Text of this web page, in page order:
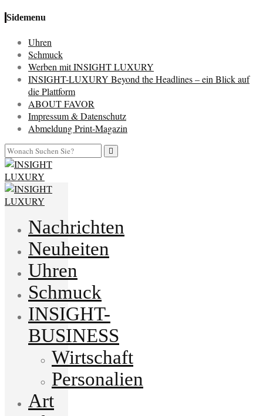
Sidemenu
Uhren
Schmuck
Werben mit INSIGHT LUXURY
INSIGHT-LUXURY Beyond the Headlines – ein Blick auf
die Plattform
ABOUT FAVOR
Impressum & Datenschutz
Abmeldung Print-Magazin
Nachrichten
Neuheiten
Uhren
Schmuck
INSIGHT-
BUSINESS
Wirtschaft
Personalien
Art